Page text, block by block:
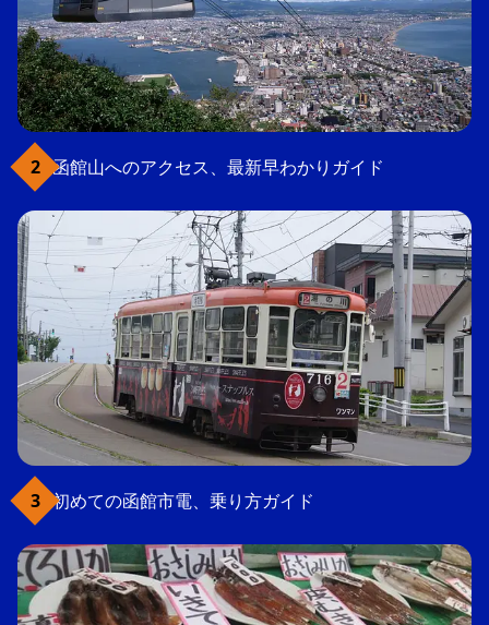
函館山へのアクセス、最新早わかりガイド
初めての函館市電、乗り方ガイド